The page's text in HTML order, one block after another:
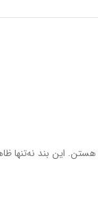
این بند